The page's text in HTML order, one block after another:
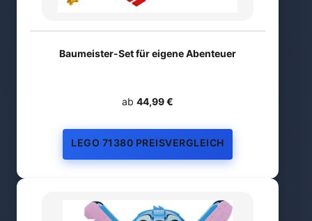
Baumeister-Set für eigene Abenteuer
ab 44,99 €
LEGO 71380 PREISVERGLEICH